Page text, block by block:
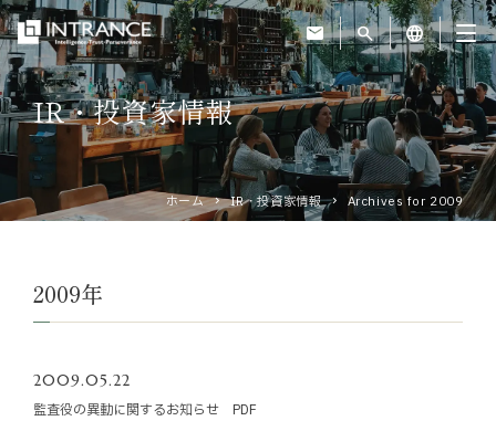
mail search language
トップ
企業情報
運営ホテル
IR・投資家情報
IR・投資家情報
ホーム IR・投資家情報 Archives for 2009
2009年
2009.05.22
監査役の異動に関するお知らせ PDF